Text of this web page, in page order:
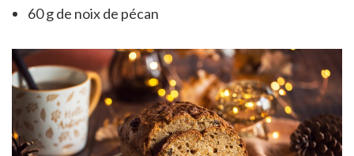
60 g de noix de pécan